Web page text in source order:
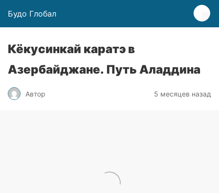
Будо Глобал
Кёкусинкай каратэ в
Азербайджане. Путь Аладдина
Автор 5 месяцев назад